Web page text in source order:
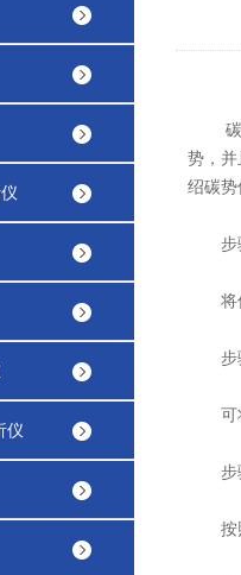
仪
碳势
势，
绍碳势
步骤
将仪
步骤
可将
步骤
按照